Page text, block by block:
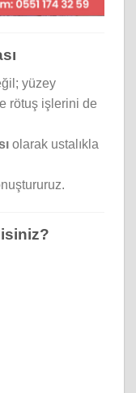
yüzey
rötuş işlerini de
olarak ustalıkla